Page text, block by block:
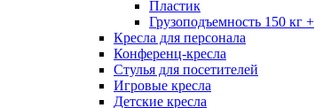
Пластик
Грузоподъемность 150 кг +
Кресла для персонала
Конференц-кресла
Стулья для посетителей
Игровые кресла
Детские кресла